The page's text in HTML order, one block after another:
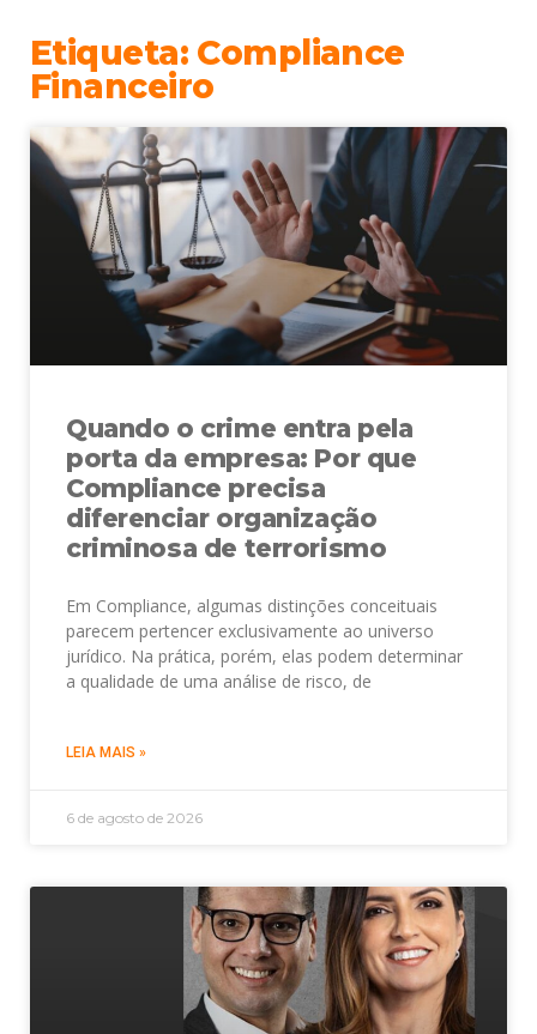
Etiqueta: Compliance
Financeiro
Quando o crime entra pela
porta da empresa: Por que
Compliance precisa
diferenciar organização
criminosa de terrorismo
Em Compliance, algumas distinções conceituais
parecem pertencer exclusivamente ao universo
jurídico. Na prática, porém, elas podem determinar
a qualidade de uma análise de risco, de
LEIA MAIS »
6 de agosto de 2026